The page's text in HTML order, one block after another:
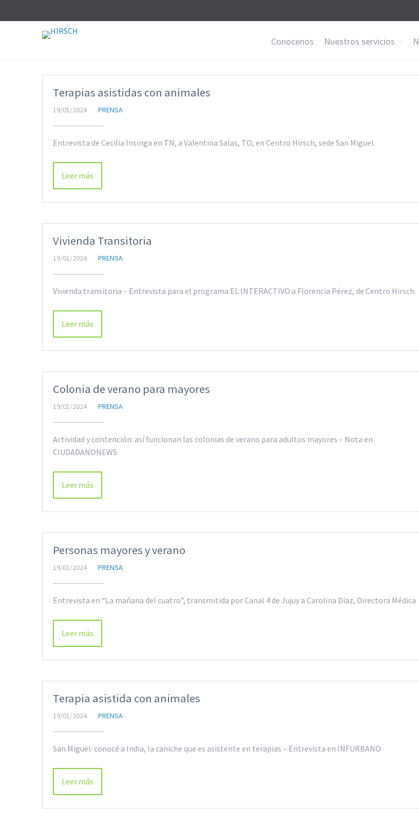
Conocenos Nuestros servicios
Terapias asistidas con animales
19/01/2024 PRENSA
Entrevista de Cecilia Insinga en TN, a Valentina Salas, TO, en Centro Hirsch, sede San Miguel.
Leer más
Vivienda Transitoria
19/01/2024 PRENSA
Vivienda transitoria – Entrevista para el programa EL INTERACTIVO a Florencia Pérez, de Centro Hirsch.
Leer más
Colonia de verano para mayores
19/01/2024 PRENSA
Actividad y contención: así funcionan las colonias de verano para adultos mayores – Nota en
CIUDADANONEWS
Leer más
Personas mayores y verano
19/01/2024 PRENSA
Entrevista en “La mañana del cuatro”, transmitida por Canal 4 de Jujuy a Carolina Diaz, Directora Médica
Leer más
Terapia asistida con animales
19/01/2024 PRENSA
San Miguel: conocé a India, la caniche que es asistente en terapias – Entrevista en INFURBANO
Leer más